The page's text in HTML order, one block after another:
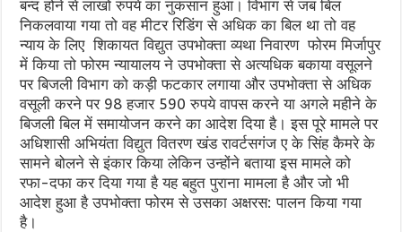
बन्द होने से लाखों रुपये का नुकसान हुआ। विभाग से जब बिल
निकलवाया गया तो वह मीटर रिडिंग से अधिक का बिल था तो वह
न्याय के लिए शिकायत विद्युत उपभोक्ता व्यथा निवारण फोरम मिर्जापुर
में किया तो फोरम न्यायालय ने उपभोक्ता से अत्यधिक बकाया वसूलने
पर बिजली विभाग को कड़ी फटकार लगाया और उपभोक्ता से अधिक
वसूली करने पर 98 हजार 590 रुपये वापस करने या अगले महीने के
बिजली बिल में समायोजन करने का आदेश दिया है। इस पूरे मामले पर
अधिशासी अभियंता विद्युत वितरण खंड रावर्टसगंज ए के सिंह कैमरे के
सामने बोलने से इंकार किया लेकिन उन्होंने बताया इस मामले को
रफा-दफा कर दिया गया है यह बहुत पुराना मामला है और जो भी
आदेश हुआ है उपभोक्ता फोरम से उसका अक्षरस: पालन किया गया
है।